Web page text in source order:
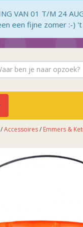
VAN 01 T/M 24
een fijne zomer :-)
/Accessoires/ Emmers &